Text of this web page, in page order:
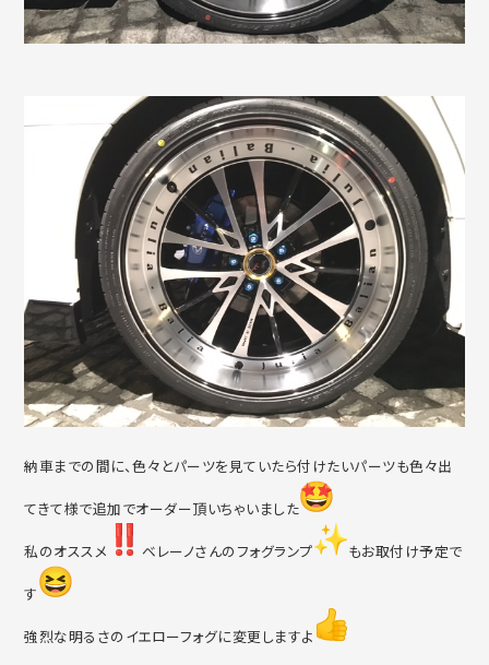
納車までの間に、色々とパーツを見ていたら付けたいパーツも色々出
てきて様で追加でオーダー頂いちゃいました
私のオススメ ベレーノさんのフォグランプ もお取付け予定で
す
強烈な明るさのイエローフォグに変更しますよ